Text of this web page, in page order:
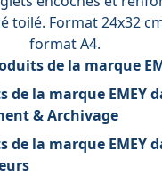
toilé. Format 24x32
format A4.
de la marque
de la marque EMEY
& Archivage
de la marque EMEY